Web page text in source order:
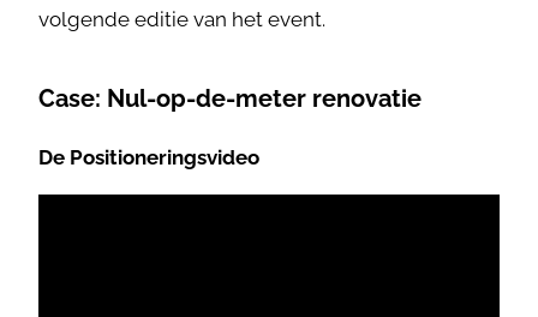
volgende editie van het event.
Case: Nul-op-de-meter renovatie
De Positioneringsvideo